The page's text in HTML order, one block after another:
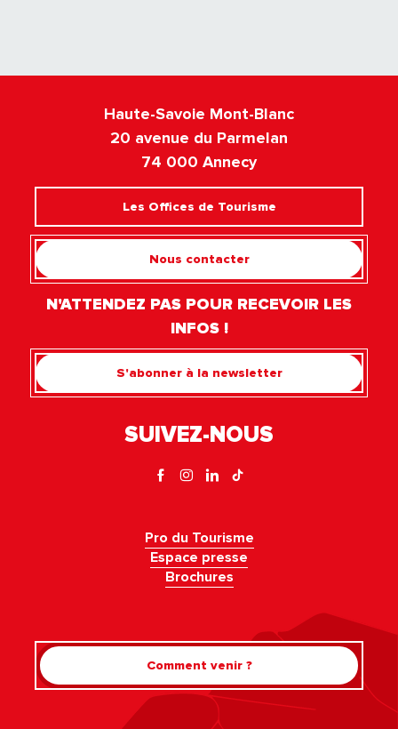
Haute-Savoie Mont-Blanc
20 avenue du Parmelan
74 000 Annecy
Les Offices de Tourisme
Nous contacter
N'ATTENDEZ PAS POUR RECEVOIR LES
INFOS !
S'abonner à la newsletter
SUIVEZ-NOUS
Pro du Tourisme
Espace presse
Brochures
Comment venir ?